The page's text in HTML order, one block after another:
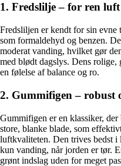
1. Fredslilje – for ren
Fredsliljen er kendt for sin evne
som formaldehyd og benzen.
moderat vanding, hvilket gør
med blødt dagslys. Dens rolige,
en følelse af balance og ro.
2. Gummifigen – robust
Gummifigen er en klassiker,
store, blanke blade, som
luftkvaliteten. Den trives bedst
kun vanding, når jorden er tør.
grønt indslag uden for meget